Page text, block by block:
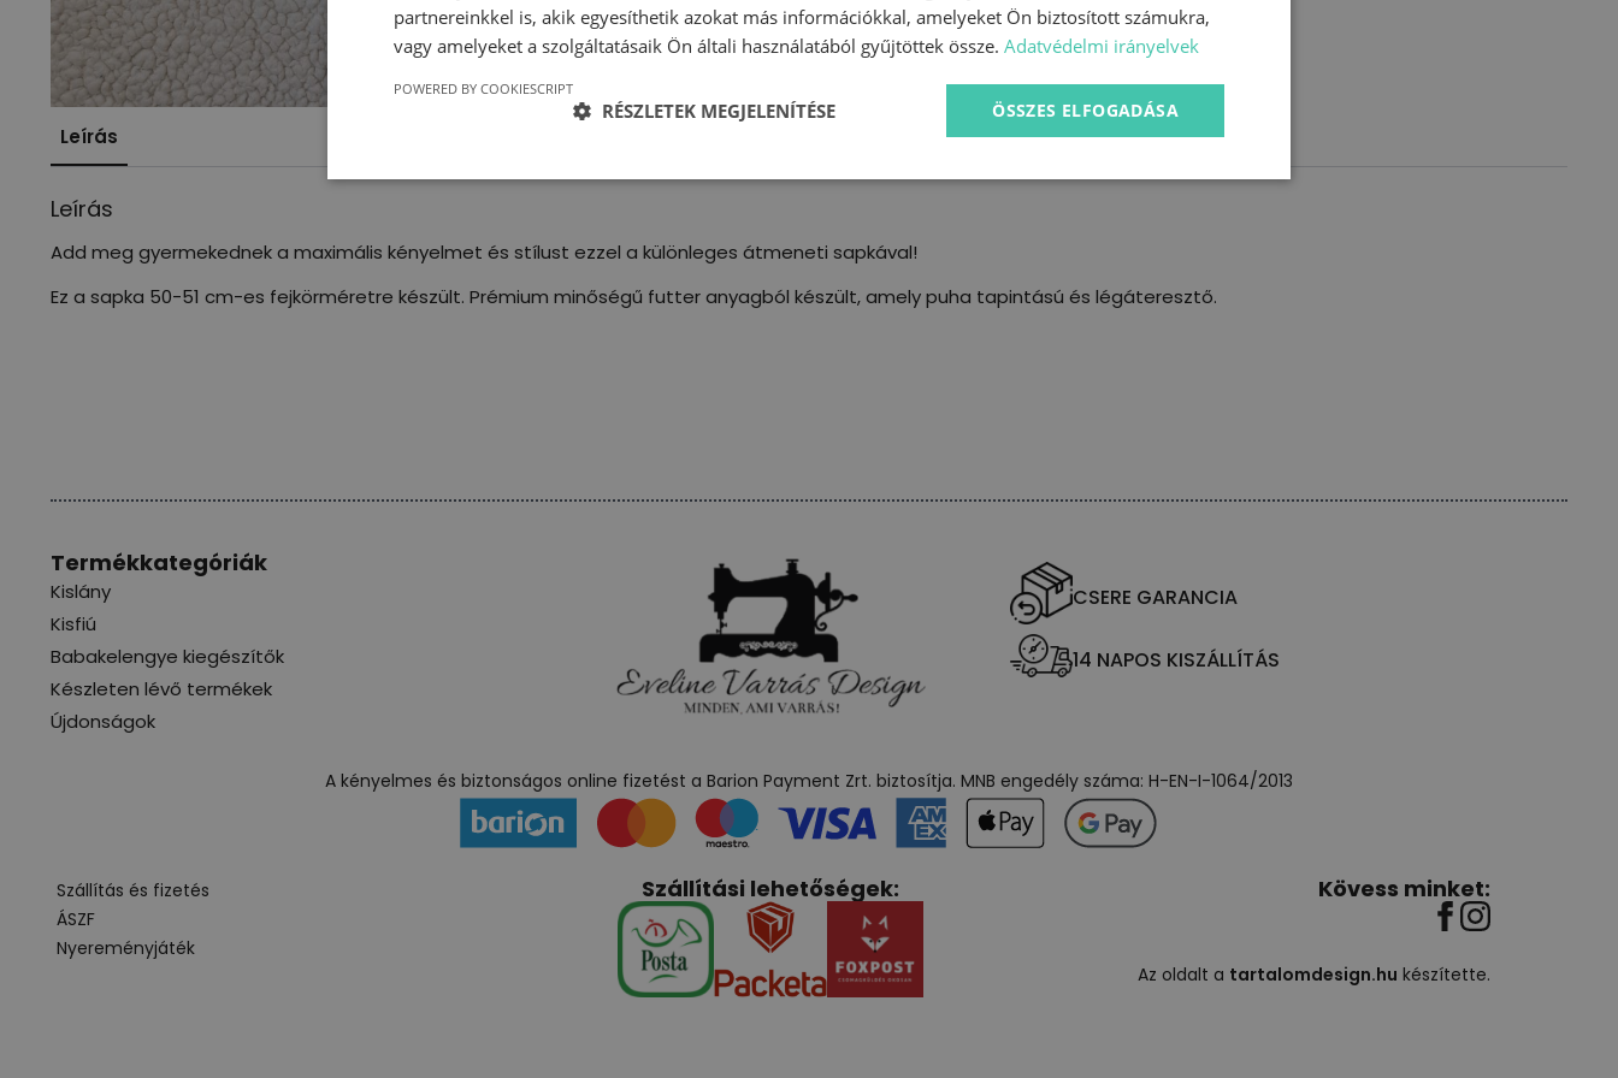
Leírás
Leírás
Add meg gyermekednek a maximális kényelmet és stílust ezzel a különleges átmeneti sapkával!
Ez a sapka 50-51 cm-es fejkörméretre készült. Prémium minőségű futter anyagból készült, amely puha tapintású és légáteresztő.
Termékkategóriák
Kislány
Kisfiú
Babakelengye kiegészítők
Készleten lévő termékek
Újdonságok
CSERE GARANCIA
14 NAPOS KISZÁLLÍTÁS
A kényelmes és biztonságos online fizetést a Barion Payment Zrt. biztosítja. MNB engedély száma: H-EN-I-1064/2013
Szállítás és fizetés
ÁSZF
Nyereményjáték
Szállítási lehetőségek: Kövess minket:
Az oldalt a tartalomdesign.hu készítette.
partnereinkkel is, akik egyesíthetik azokat más információkkal, amelyeket Ön biztosított számukra,
vagy amelyeket a szolgáltatásaik Ön általi használatából gyűjtöttek össze. Adatvédelmi irányelvek
ÖSSZES ELFOGADÁSA
RÉSZLETEK MEGJELENÍTÉSE
POWERED BY COOKIESCRIPT